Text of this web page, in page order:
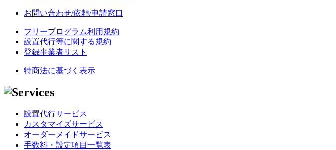
お問い合わせ/依頼/申請窓口
フリープログラム利用規約
設置代行等に関する規約
登録事業者リスト
特商法に基づく表示
設置代行サービス
カスタマイズサービス
オーダーメイドサービス
手数料・設定項目一覧表